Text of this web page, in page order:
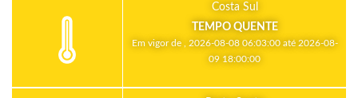
Costa Sul
TEMPO QUENTE
Em vigor de , 2026-08-08 06:03:00 até 2026-08-
09 18:00:00